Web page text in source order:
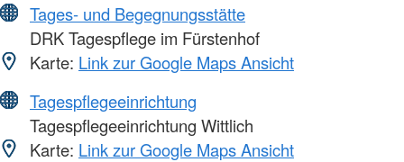
Tages- und Begegnungsstätte
DRK Tagespflege im Fürstenhof
Karte: Link zur Google Maps Ansicht
Tagespflegeeinrichtung
Tagespflegeeinrichtung Wittlich
Karte: Link zur Google Maps Ansicht